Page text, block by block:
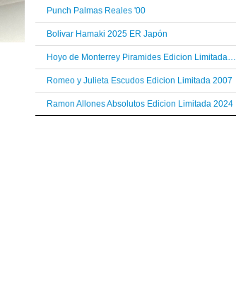
Punch Palmas Reales '00
Bolivar Hamaki 2025 ER Japón
Hoyo de Monterrey Piramides Edicion Limitada 2003
Romeo y Julieta Escudos Edicion Limitada 2007
Ramon Allones Absolutos Edicion Limitada 2024